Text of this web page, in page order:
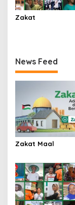
Zakat
News Feed
Zakat Maal